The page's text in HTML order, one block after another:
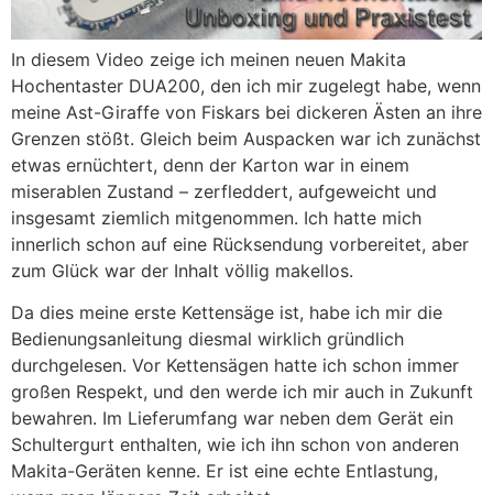
In diesem Video zeige ich meinen neuen Makita
Hochentaster DUA200, den ich mir zugelegt habe, wenn
meine Ast-Giraffe von Fiskars bei dickeren Ästen an ihre
Grenzen stößt. Gleich beim Auspacken war ich zunächst
etwas ernüchtert, denn der Karton war in einem
miserablen Zustand – zerfleddert, aufgeweicht und
insgesamt ziemlich mitgenommen. Ich hatte mich
innerlich schon auf eine Rücksendung vorbereitet, aber
zum Glück war der Inhalt völlig makellos.
Da dies meine erste Kettensäge ist, habe ich mir die
Bedienungsanleitung diesmal wirklich gründlich
durchgelesen. Vor Kettensägen hatte ich schon immer
großen Respekt, und den werde ich mir auch in Zukunft
bewahren. Im Lieferumfang war neben dem Gerät ein
Schultergurt enthalten, wie ich ihn schon von anderen
Makita-Geräten kenne. Er ist eine echte Entlastung,